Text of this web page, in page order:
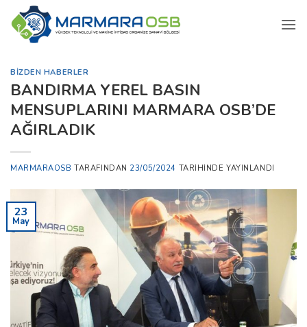
İçeriğe
atla
BIZDEN HABERLER
BANDIRMA YEREL BASIN
MENSUPLARINI MARMARA OSB’DE
AĞIRLADIK
MARMARAOSB TARAFINDAN 23/05/2024 TARIHINDE YAYINLANDI
23
May